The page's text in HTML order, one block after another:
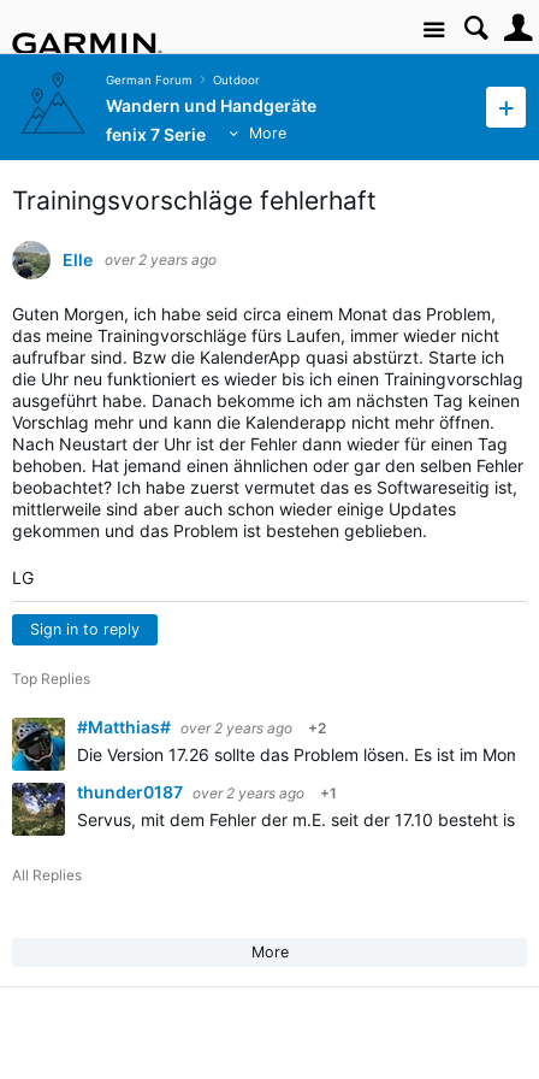
Site
German Forum Outdoor
Wandern und Handgeräte
fenix 7 Serie
More
Trainingsvorschläge fehlerhaft
Elle over 2 years ago
Guten Morgen, ich habe seid circa einem Monat das Problem,
das meine Trainingvorschläge fürs Laufen, immer wieder nicht
aufrufbar sind. Bzw die KalenderApp quasi abstürzt. Starte ich
die Uhr neu funktioniert es wieder bis ich einen Trainingvorschlag
ausgeführt habe. Danach bekomme ich am nächsten Tag keinen
Vorschlag mehr und kann die Kalenderapp nicht mehr öffnen.
Nach Neustart der Uhr ist der Fehler dann wieder für einen Tag
behoben. Hat jemand einen ähnlichen oder gar den selben Fehler
beobachtet? Ich habe zuerst vermutet das es Softwareseitig ist,
mittlerweile sind aber auch schon wieder einige Updates
gekommen und das Problem ist bestehen geblieben.
LG
Sign in to reply
Top Replies
#Matthias# over 2 years ago +2
Die Version 17.26 sollte das Problem lösen. Es ist im
thunder0187 over 2 years ago +1
Servus, mit dem Fehler der m.E. seit der 17.10 besteht
All Replies
More